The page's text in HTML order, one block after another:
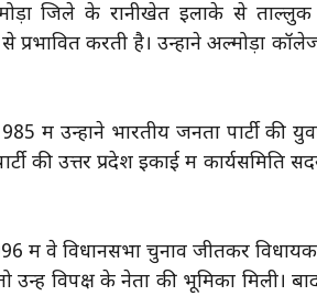
जिले के रानीखेत इलाके से
प्रभावित करती है। उन्होंने अल्मोड़ा
में उन्होंने भारतीय जनता पार्टी की
की उत्तर प्रदेश इकाई में
में वे विधानसभा चुनाव जीतकर
उन्हें विपक्ष के नेता की भूमिका मिली।